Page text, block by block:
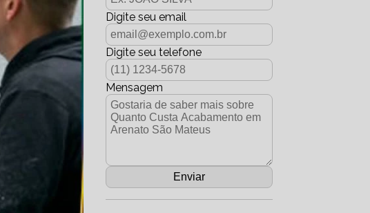
Digite seu email
Digite seu telefone
Mensagem